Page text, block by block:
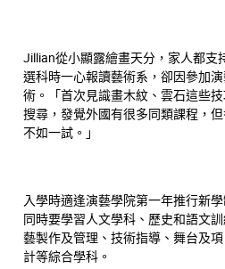
Jillian從小顯露繪畫天分，家人都支
選科時一心報讀藝術系，卻因參加
術。「首次見識畫木紋、雲石這些
搜尋，發覺外國有很多同類課程，
不如一試。」
入學時適逢演藝學院第一年推行新
同時要學習人文學科、歷史和語文
藝製作及管理、技術指導、舞台及
計等綜合學科。